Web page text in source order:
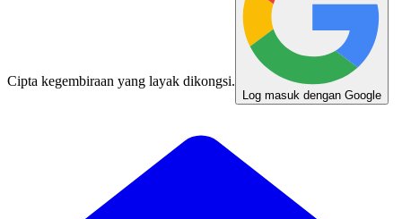
Cipta kegembiraan yang layak dikongsi.
Log masuk dengan Google